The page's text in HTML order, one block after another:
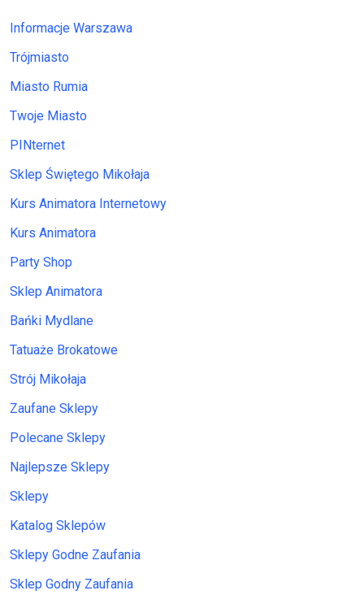
Informacje Warszawa
Trójmiasto
Miasto Rumia
Twoje Miasto
PINternet
Sklep Świętego Mikołaja
Kurs Animatora Internetowy
Kurs Animatora
Party Shop
Sklep Animatora
Bańki Mydlane
Tatuaże Brokatowe
Strój Mikołaja
Zaufane Sklepy
Polecane Sklepy
Najlepsze Sklepy
Sklepy
Katalog Sklepów
Sklepy Godne Zaufania
Sklep Godny Zaufania